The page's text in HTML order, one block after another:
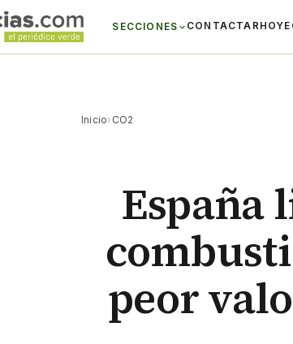
SECCIONES CONTACTAR
Inicio› CO2
España
peor